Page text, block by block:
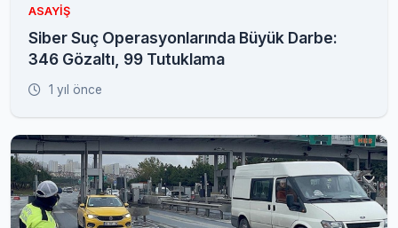
ASAYIŞ
Siber Suç Operasyonlarında Büyük Darbe:
346 Gözaltı, 99 Tutuklama
1 yıl önce